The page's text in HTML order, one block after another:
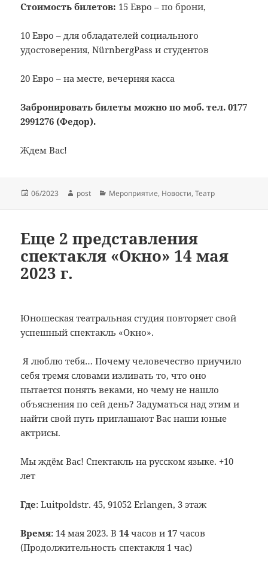
Cтоимость билетов: 15 Евро – по брони,
10 Евро – для обладателей социального
удостоверения, NürnbergPass и студентов
20 Евро – на месте, вечерняя касса
Забронировать билеты можно по моб. тел. 0177
2991276 (Федор).
Ждем Вас!
Опубликовано
06/2023 Автор
post Рубрики
Мероприятие, Новости,Театр
Еще 2 представления
спектакля «Окно» 14 мая
2023 г.
Юношескаятеатральная студия повторяет свой
успешный спектакль «Окно».
Я люблю тебя… Почему человечество приучило
себя тремя словами изливать то, что оно
пытается понять веками, но чему не нашло
объяснения по сей день? Задуматься над этим и
найти свой путь приглашают Вас наши юные
актрисы.
Мы ждём Вас! Спектакль на русском языке. +10
лет
Где: Luitpoldstr. 45, 91052 Erlangen, 3 этаж
Время: 14 мая 2023. В14 часов и17 часов
(Продолжительность спектакля 1 час)